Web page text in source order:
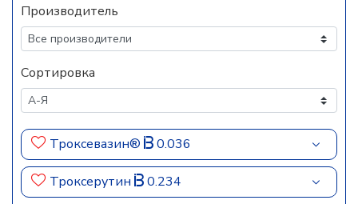
Производитель
Сортировка
Троксевазин® 0.036
Троксерутин 0.234